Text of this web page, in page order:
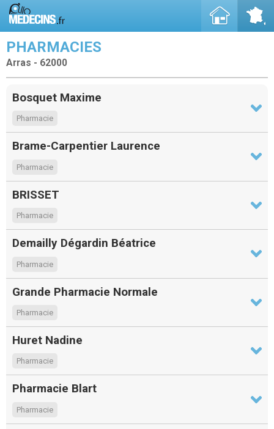
PHARMACIES
Arras - 62000
Bosquet Maxime
Pharmacie
Brame-Carpentier Laurence
Pharmacie
BRISSET
Pharmacie
Demailly Dégardin Béatrice
Pharmacie
Grande Pharmacie Normale
Pharmacie
Huret Nadine
Pharmacie
Pharmacie Blart
Pharmacie